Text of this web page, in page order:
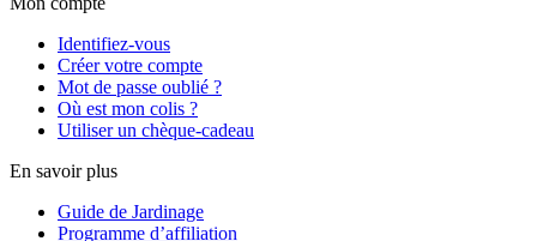
Identifiez-vous
Créer votre compte
Mot de passe oublié ?
Où est mon colis ?
Utiliser un chèque-cadeau
En savoir plus
Guide de Jardinage
Programme d’affiliation